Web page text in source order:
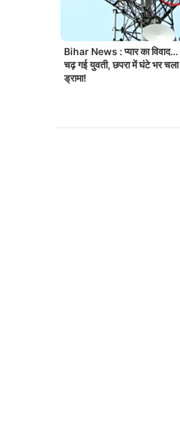
Bihar News : प्यार का
चढ़ गई युवती, छपरा में घंटे भर चला
ड्रामा!